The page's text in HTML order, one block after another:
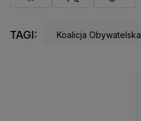
TAGI: Koalicja Obywatelska